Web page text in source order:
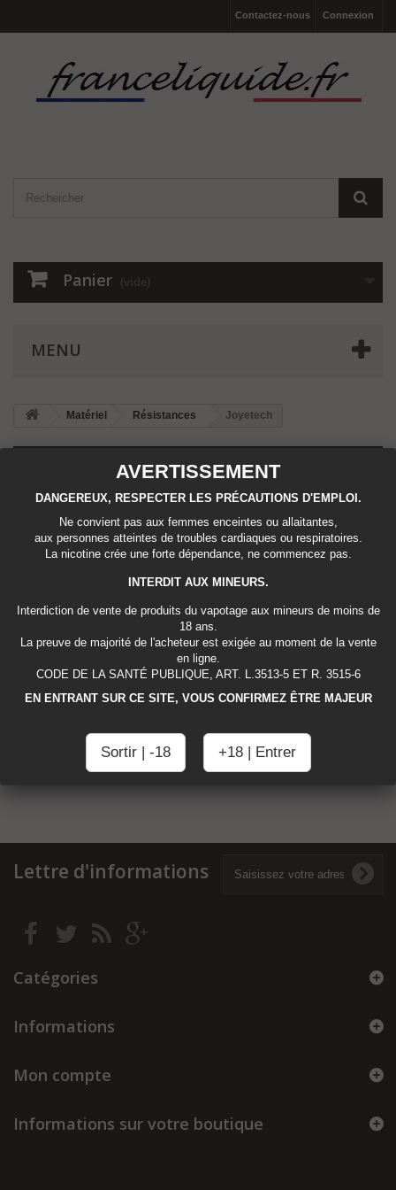
Connexion
Contactez-nous
Panier (vide)
MENU
Matériel Résistances Joyetech
INFORMATIONS
NOUVEAUX PRODUITS
Il n'y a aucun produit dans cette catégorie.
Lettre d'informations
Catégories
Informations
Mon compte
Informations sur votre boutique
AVERTISSEMENT
DANGEREUX, RESPECTER LES PRÉCAUTIONS D'EMPLOI.
Ne convient pas aux femmes enceintes ou allaitantes,
aux personnes atteintes de troubles cardiaques ou respiratoires.
La nicotine crée une forte dépendance, ne commencez pas.
INTERDIT AUX MINEURS.
Interdiction de vente de produits du vapotage aux mineurs de moins de
18 ans.
La preuve de majorité de l'acheteur est exigée au moment de la vente
en ligne.
CODE DE LA SANTÉ PUBLIQUE, ART. L.3513-5 ET R. 3515-6
EN ENTRANT SUR CE SITE, VOUS CONFIRMEZ ÊTRE MAJEUR
Sortir | -18 +18 | Entrer